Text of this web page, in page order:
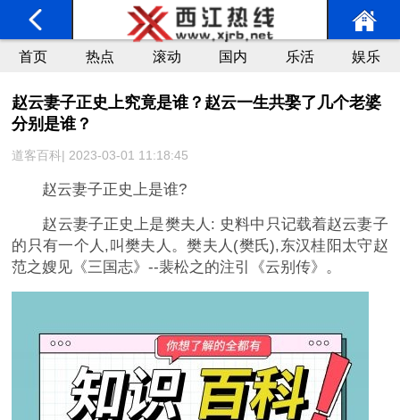
首页 热点 滚动 国内 乐活 娱乐
赵云妻子正史上究竟是谁？赵云一生共娶了几个老婆
分别是谁？
道客百科| 2023-03-01 11:18:45
赵云妻子正史上是谁?
赵云妻子正史上是樊夫人: 史料中只记载着赵云妻子
的只有一个人,叫樊夫人。樊夫人(樊氏),东汉桂阳太守赵
范之嫂见《三国志》--裴松之的注引《云别传》。